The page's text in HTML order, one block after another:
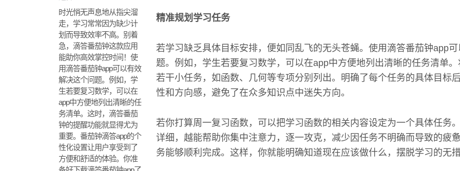
时光悄无声息地从指尖溜
走，学习常常因为缺少计
划而导致效率不高。别着
急，滴答番茄钟这款应用
能助你高效掌控时间！使
用滴答番茄钟app可以有效
解决这个问题。例如，学
生若要复习数学，可以在
app中方便地列出清晰的任
务清单。这时，滴答番茄
钟的提醒功能就显得尤为
重要。番茄钟滴答app的个
性化设置让用户享受到了
方便和舒适的体验。你准
精准规划学习任务
若学习缺乏具体目标安排，便如同乱飞的无头苍蝇。使用滴答番茄钟app可
题。例如，学生若要复习数学，可以在app中方便地列出清晰的任务清单
若干小任务，如函数、几何等专项分别列出。明确了每个任务的具体目标
性和方向感，避免了在众多知识点中迷失方向。
若你打算周一复习函数，可以把学习函数的相关内容设定为一个具体任务
详细，越能帮助你集中注意力，逐一攻克，减少因任务不明确而导致的疲
务能够顺利完成。这样，你就能明确知道现在应该做什么，摆脱学习的无措